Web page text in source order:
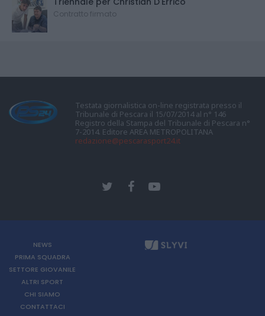
Contratto firmato
Testata giornalistica on-line registrata presso il
Tribunale di Pescara il 15/07/2014 al n° 146
Registro della Stampa del Tribunale di Pescara n°
7-2014. Editore AREA METROPOLITANA
redazione@pescarasport24.it
NEWS
PRIMA SQUADRA
SETTORE GIOVANILE
ALTRI SPORT
CHI SIAMO
CONTATTACI